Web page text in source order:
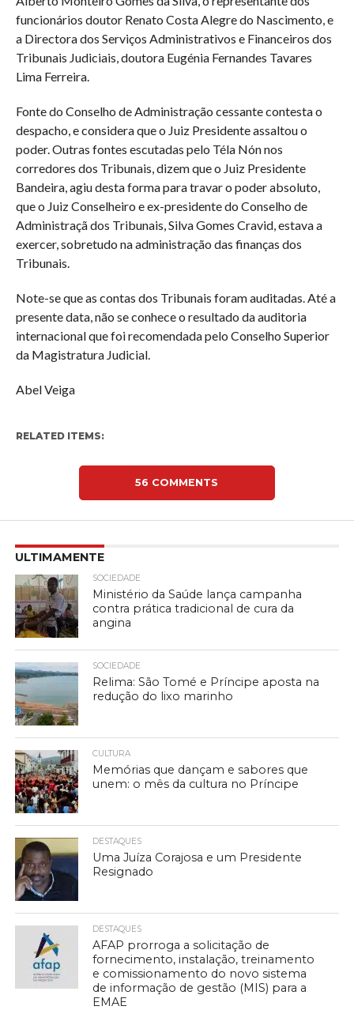
funcionários doutor Renato Costa Alegre do Nascimento, e
a Directora dos Serviços Administrativos e Financeiros dos
Tribunais Judiciais, doutora Eugénia Fernandes Tavares
Lima Ferreira.
Fonte do Conselho de Administração cessante contesta o
despacho, e considera que o Juiz Presidente assaltou o
poder. Outras fontes escutadas pelo Téla Nón nos
corredores dos Tribunais, dizem que o Juiz Presidente
Bandeira, agiu desta forma para travar o poder absoluto,
que o Juiz Conselheiro e ex-presidente do Conselho de
Administraçã dos Tribunais, Silva Gomes Cravid, estava a
exercer, sobretudo na administração das finanças dos
Tribunais.
Note-se que as contas dos Tribunais foram auditadas. Até a
presente data, não se conhece o resultado da auditoria
internacional que foi recomendada pelo Conselho Superior
da Magistratura Judicial.
Abel Veiga
RELATED ITEMS:
56 COMMENTS
ULTIMAMENTE
SOCIEDADE
Ministério da Saúde lança campanha
contra prática tradicional de cura da
angina
SOCIEDADE
Relima: São Tomé e Príncipe aposta na
redução do lixo marinho
CULTURA
Memórias que dançam e sabores que
unem: o mês da cultura no Príncipe
DESTAQUES
Uma Juíza Corajosa e um Presidente
Resignado
DESTAQUES
AFAP prorroga a solicitação de
fornecimento, instalação, treinamento
e comissionamento do novo sistema
de informação de gestão (MIS) para a
EMAE